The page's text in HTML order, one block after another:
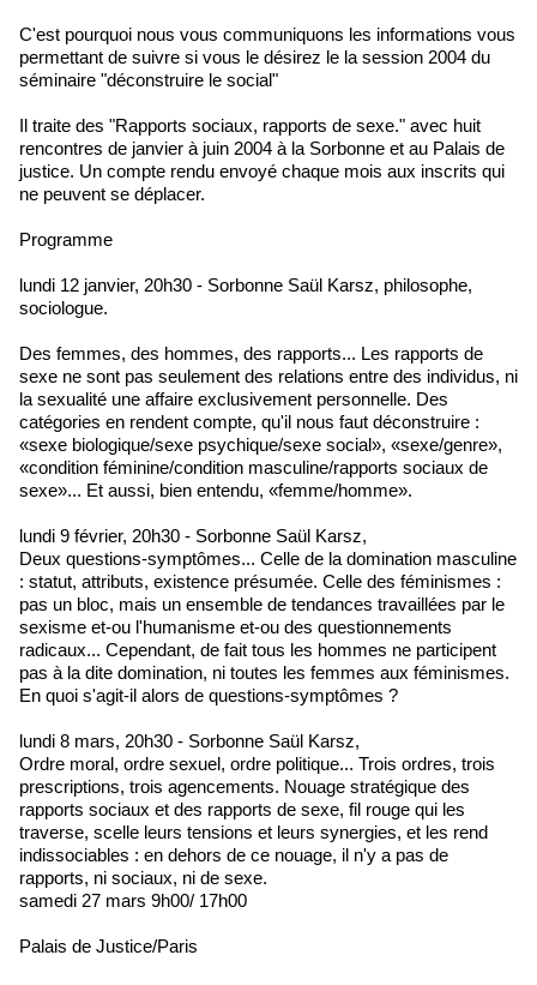
C'est pourquoi nous vous communiquons les informations vous
permettant de suivre si vous le désirez le la session 2004 du
séminaire "déconstruire le social"
Il traite des "Rapports sociaux, rapports de sexe." avec huit
rencontres de janvier à juin 2004 à la Sorbonne et au Palais de
justice. Un compte rendu envoyé chaque mois aux inscrits qui
ne peuvent se déplacer.
Programme
lundi 12 janvier, 20h30 - Sorbonne Saül Karsz, philosophe,
sociologue.
Des femmes, des hommes, des rapports... Les rapports de
sexe ne sont pas seulement des relations entre des individus, ni
la sexualité une affaire exclusivement personnelle. Des
catégories en rendent compte, qu'il nous faut déconstruire :
«sexe biologique/sexe psychique/sexe social», «sexe/genre»,
«condition féminine/condition masculine/rapports sociaux de
sexe»... Et aussi, bien entendu, «femme/homme».
lundi 9 février, 20h30 - Sorbonne Saül Karsz,
Deux questions-symptômes... Celle de la domination masculine
: statut, attributs, existence présumée. Celle des féminismes :
pas un bloc, mais un ensemble de tendances travaillées par le
sexisme et-ou l'humanisme et-ou des questionnements
radicaux... Cependant, de fait tous les hommes ne participent
pas à la dite domination, ni toutes les femmes aux féminismes.
En quoi s'agit-il alors de questions-symptômes ?
lundi 8 mars, 20h30 - Sorbonne Saül Karsz,
Ordre moral, ordre sexuel, ordre politique... Trois ordres, trois
prescriptions, trois agencements. Nouage stratégique des
rapports sociaux et des rapports de sexe, fil rouge qui les
traverse, scelle leurs tensions et leurs synergies, et les rend
indissociables : en dehors de ce nouage, il n'y a pas de
rapports, ni sociaux, ni de sexe.
samedi 27 mars 9h00/ 17h00
Palais de Justice/Paris